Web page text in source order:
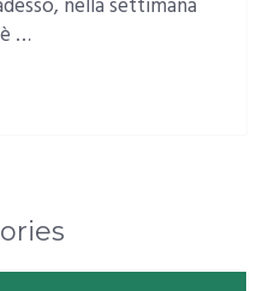
nella settimana
…